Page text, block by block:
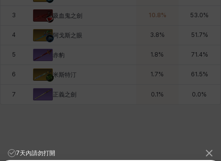
3 吸血鬼之劍 10.8% 53.0%
4 阿戈斯之眼 3.8% 51.7%
5 赤豹 1.8% 71.4%
6 米斯特汀 1.7% 61.5%
7 正義之劍 0.1 % 0.0%
7天內請勿打開